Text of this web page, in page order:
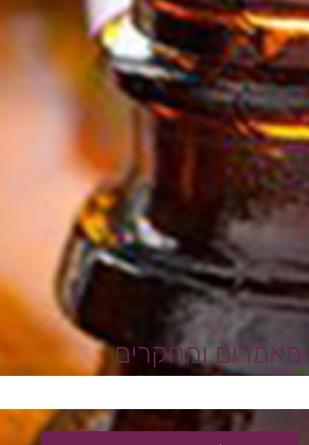
מאמרים ומחקרים